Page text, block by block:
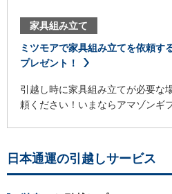
家具組み立て
ミツモアで家具組み立てを依頼す
プレゼント！
引越し時に家具組み立てが必要な
頼ください！いまならアマゾンギ
日本通運の引越しサービス